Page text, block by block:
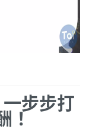
步步打
！